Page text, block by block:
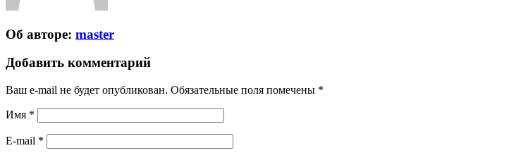
Об авторе: master
Добавить комментарий
Ваш e-mail не будет опубликован. Обязательные поля помечены *
Имя *
E-mail *